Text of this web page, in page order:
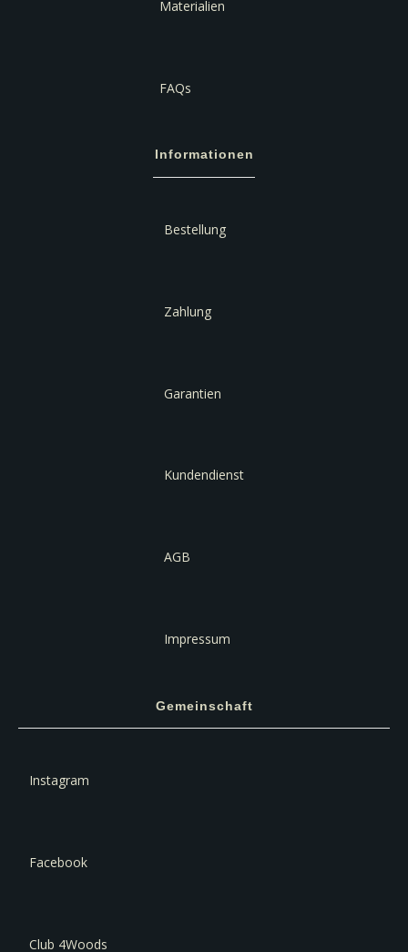
Materialien
FAQs
Informationen
Bestellung
Zahlung
Garantien
Kundendienst
AGB
Impressum
Gemeinschaft
Instagram
Facebook
Club 4Woods